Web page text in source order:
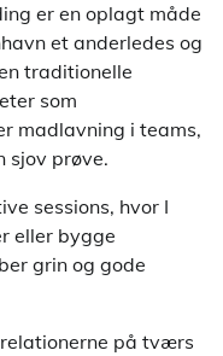
er en oplagt måde
et anderledes og
traditionelle
som
madlavning i teams,
sjov prøve.
sessions, hvor I
eller bygge
grin og gode
på tværs